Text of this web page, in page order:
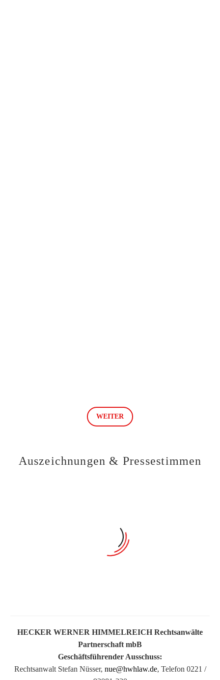
WEITER
Auszeichnungen & Pressestimmen
„DEUTSCHLANDS BESTE ANWÄLTE"
HECKER WERNER HIMMELREICH Rechtsanwälte
Partnerschaft mbB
Geschäftsführender Ausschuss:
Rechtsanwalt Stefan Nüsser, nue@hwhlaw.de, Telefon 0221 /